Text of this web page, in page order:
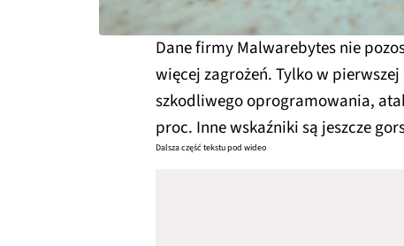
Dane firmy Malwarebytes nie
więcej zagrożeń. Tylko w
szkodliwego oprogramowania,
proc. Inne wskaźniki są jeszcze
Dalsza część tekstu pod wideo